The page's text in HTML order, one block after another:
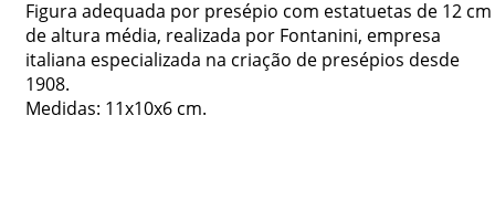
Figura adequada por presépio com estatuetas de 12 cm
de altura média, realizada por Fontanini, empresa
italiana especializada na criação de presépios desde
1908.
Medidas: 11x10x6 cm.